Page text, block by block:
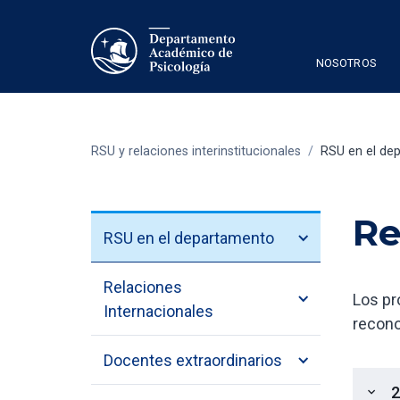
NOSOTROS
RSU y relaciones interinstitucionales / RSU en el
RSU en el departamento
Relaciones
Internacionales
Docentes extraordinarios
Los
expand_more